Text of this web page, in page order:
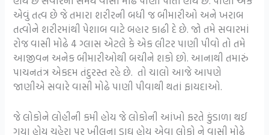
એવું તત્વ છે જે તમારા શરીરની બધી જ બીમારીઓ અને ખરાબ
તત્વોને શરીરમાંથી પેશાબ વાટે બહાર કાઢી દે છે. જો તમે સવારમાં
રોજ વાસી મોઢે 4 ગ્લાસ એટલે કે એક લીટર પાણી પીવો તો તમે
આજીવન અનેક બીમારીઓથી બચીને શકો છો. આનાથી તમારું
પાચનતંત્ર એકદમ તંદુરસ્ત રહે છે. તો ચાલો આજે આપણે
જાણીએ સવારે વાસી મોઢે પાણી પીવાથી થતાં ફાયદાઓ.
જે લોકોને લોહીની કમી હોય જે લોકોની આંખો ફરતે કુંડાળા થઈ
ગયા હોય ચહેરા પર ખીલના ડાઘ હોય એવા લોકો ને વાસી મોઢે